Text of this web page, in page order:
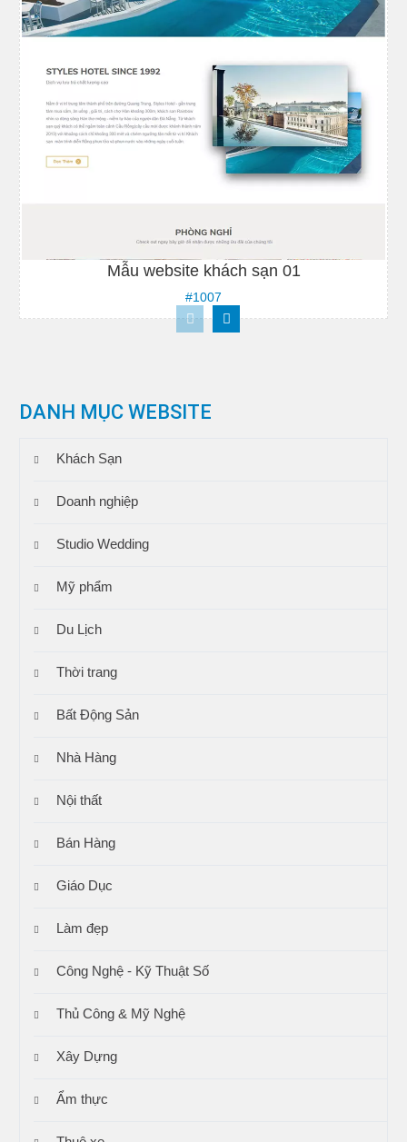
Xem demo Xem chi tiết
Mẫu website khách sạn 01
#1007
DANH MỤC WEBSITE
Khách Sạn
Doanh nghiệp
Studio Wedding
Mỹ phẩm
Du Lịch
Thời trang
Bất Động Sản
Nhà Hàng
Nội thất
Bán Hàng
Giáo Dục
Làm đẹp
Công Nghệ - Kỹ Thuật Số
Thủ Công & Mỹ Nghệ
Xây Dựng
Ẩm thực